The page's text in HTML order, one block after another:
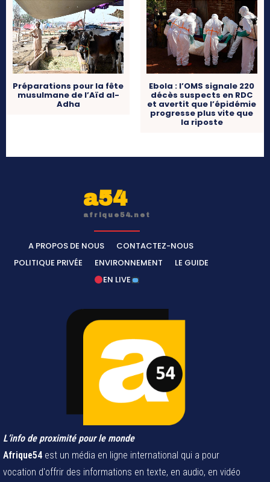
Préparations pour la fête
musulmane de l’Aïd al-
Adha
Ebola : l’OMS signale 220
décès suspects en RDC
et avertit que l’épidémie
progresse plus vite que
la riposte
a54
afrique54.net
A PROPOS DE NOUS
CONTACTEZ-NOUS
POLITIQUE PRIVÉE
ENVIRONNEMENT
LE GUIDE
EN LIVE
L’info de proximité pour le monde
Afrique54 est un média en ligne international qui a pour
vocation d'offrir des informations en texte, en audio, en vidéo